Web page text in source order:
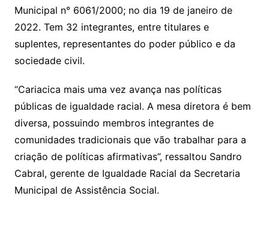
Municipal n° 6061/2000; no dia 19 de janeiro de
2022. Tem 32 integrantes, entre titulares e
suplentes, representantes do poder público e da
sociedade civil.
“Cariacica mais uma vez avança nas políticas
públicas de igualdade racial. A mesa diretora é bem
diversa, possuindo membros integrantes de
comunidades tradicionais que vão trabalhar para a
criação de políticas afirmativas”, ressaltou Sandro
Cabral, gerente de Igualdade Racial da Secretaria
Municipal de Assistência Social.